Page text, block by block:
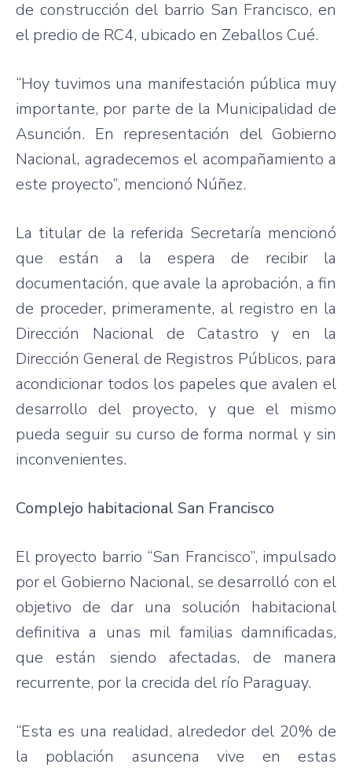
de construcción del barrio San Francisco, en
el predio de RC4, ubicado en Zeballos Cué.
“Hoy tuvimos una manifestación pública muy
importante, por parte de la Municipalidad de
Asunción. En representación del Gobierno
Nacional, agradecemos el acompañamiento a
este proyecto”, mencionó Núñez.
La titular de la referida Secretaría mencionó
que están a la espera de recibir la
documentación, que avale la aprobación, a fin
de proceder, primeramente, al registro en la
Dirección Nacional de Catastro y en la
Dirección General de Registros Públicos, para
acondicionar todos los papeles que avalen el
desarrollo del proyecto, y que el mismo
pueda seguir su curso de forma normal y sin
inconvenientes.
Complejo habitacional San Francisco
El proyecto barrio “San Francisco”, impulsado
por el Gobierno Nacional, se desarrolló con el
objetivo de dar una solución habitacional
definitiva a unas mil familias damnificadas,
que están siendo afectadas, de manera
recurrente, por la crecida del río Paraguay.
“Esta es una realidad, alrededor del 20% de
la población asuncena vive en estas